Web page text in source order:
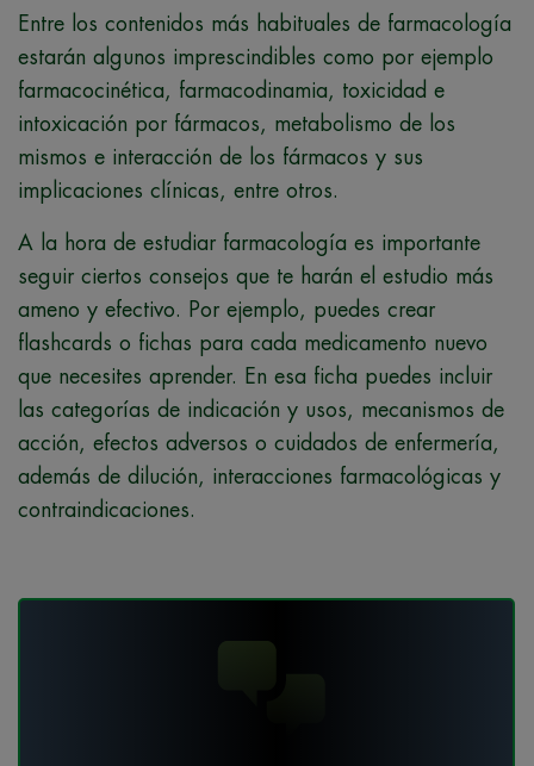
Entre los contenidos más habituales de farmacología
estarán algunos imprescindibles como por ejemplo
farmacocinética, farmacodinamia, toxicidad e
intoxicación por fármacos, metabolismo de los
mismos e interacción de los fármacos y sus
implicaciones clínicas, entre otros.
A la hora de estudiar farmacología es importante
seguir ciertos consejos que te harán el estudio más
ameno y efectivo. Por ejemplo, puedes crear
flashcards o fichas para cada medicamento nuevo
que necesites aprender. En esa ficha puedes incluir
las categorías de indicación y usos, mecanismos de
acción, efectos adversos o cuidados de enfermería,
además de dilución, interacciones farmacológicas y
contraindicaciones.